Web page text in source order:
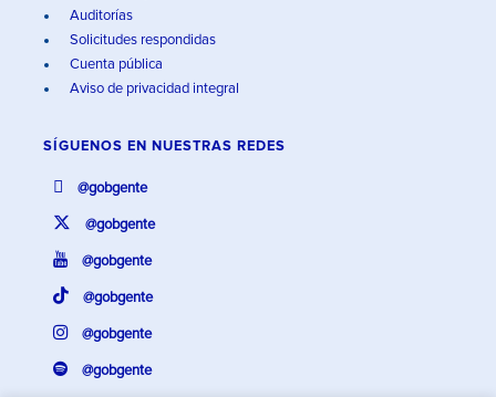
Auditorías
Solicitudes respondidas
Cuenta pública
Aviso de privacidad integral
SÍGUENOS EN NUESTRAS REDES
@gobgente
@gobgente
@gobgente
@gobgente
@gobgente
@gobgente